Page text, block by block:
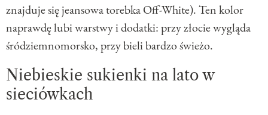
znajduje się jeansowa torebka Off-White). Ten kolor
naprawdę lubi warstwy i dodatki: przy złocie wygląda
śródziemnomorsko, przy bieli bardzo świeżo.
Niebieskie sukienki na lato w
sieciówkach